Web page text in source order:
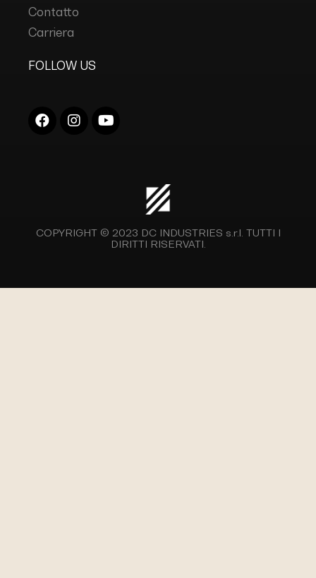
Contatto
Carriera
FOLLOW US
COPYRIGHT © 2023 DC INDUSTRIES s.r.l. TUTTI I
DIRITTI RISERVATI.